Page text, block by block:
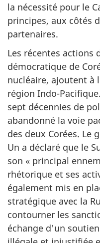
la nécessité pour le
principes, aux côtés
partenaires.
Les récentes actions
démocratique de
nucléaire, ajoutent à
région Indo-
sept décennies de
abandonné la voie
des deux Corées. Le
Un a déclaré que le
son « principal
rhétorique et ses
également mis en
stratégique avec la
contourner les
échange d'un